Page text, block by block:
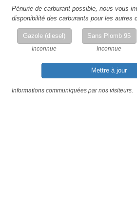
Pénurie de carburant possible, nous vous
disponibilité des carburants pour les autres
Gazole (diesel)
Inconnue
Sans Plomb 95
Inconnue
Mettre à jour
Informations communiquées par nos visiteurs.